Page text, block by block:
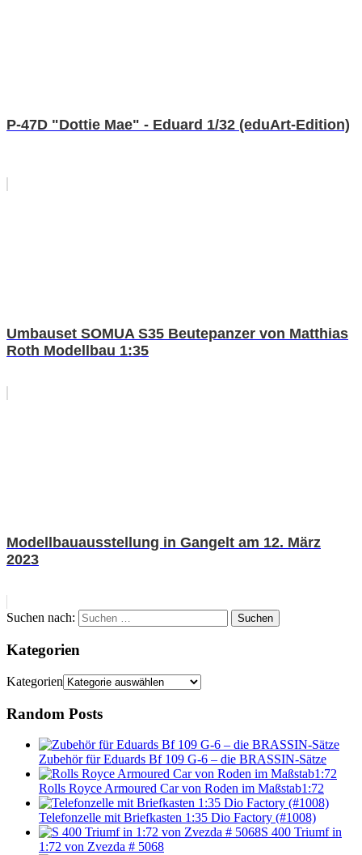
P-47D "Dottie Mae" - Eduard 1/32 (eduArt-Edition)
Umbauset SOMUA S35 Beutepanzer von Matthias
Roth Modellbau 1:35
Modellbauausstellung in Gangelt am 12. März
2023
Suchen nach: Suchen
Kategorien
Kategorien
Random Posts
Zubehör für Eduards Bf 109 G-6 – die BRASSIN-Sätze
Rolls Royce Armoured Car von Roden im Maßstab1:72
Telefonzelle mit Briefkasten 1:35 Dio Factory (#1008)
S 400 Triumf in
1:72 von Zvezda # 5068